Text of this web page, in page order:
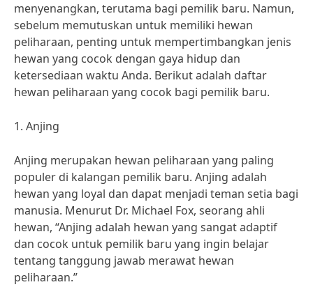
menyenangkan, terutama bagi pemilik baru. Namun,
sebelum memutuskan untuk memiliki hewan
peliharaan, penting untuk mempertimbangkan jenis
hewan yang cocok dengan gaya hidup dan
ketersediaan waktu Anda. Berikut adalah daftar
hewan peliharaan yang cocok bagi pemilik baru.
1. Anjing
Anjing merupakan hewan peliharaan yang paling
populer di kalangan pemilik baru. Anjing adalah
hewan yang loyal dan dapat menjadi teman setia bagi
manusia. Menurut Dr. Michael Fox, seorang ahli
hewan, “Anjing adalah hewan yang sangat adaptif
dan cocok untuk pemilik baru yang ingin belajar
tentang tanggung jawab merawat hewan
peliharaan.”